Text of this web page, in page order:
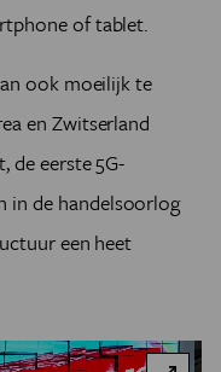
of tablet.
ook moeilijk te
en Zwitserland
de eerste 5G-
in de handelsoorlog
een heet